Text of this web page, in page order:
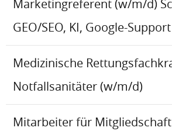
Marketingreferent (w/m/d)
GEO/SEO, KI, Google-Support
Medizinische
Notfallsanitäter (w/m/d)
Mitarbeiter für